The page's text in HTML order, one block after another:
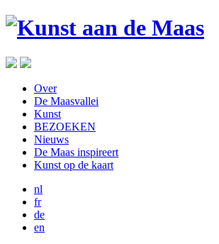
Over
De Maasvallei
Kunst
BEZOEKEN
Nieuws
De Maas inspireert
Kunst op de kaart
nl
fr
de
en